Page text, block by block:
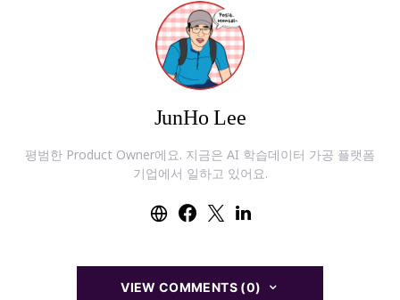
JunHo Lee
평범한 Product Owner에요. 지금은 AI 학습데이터 가공 플랫폼
기업에서 일하고 있어요.
VIEW COMMENTS (0)